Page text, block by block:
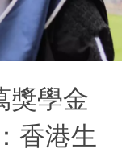
獎學金
香港生